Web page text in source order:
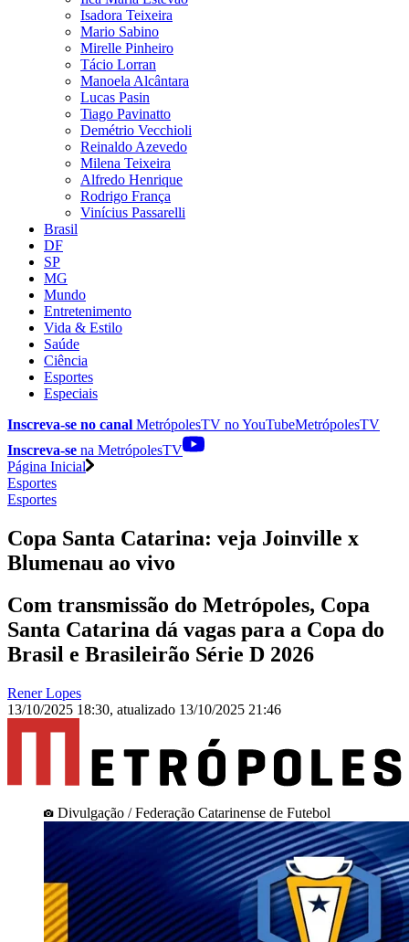
Isadora Teixeira
Mario Sabino
Mirelle Pinheiro
Tácio Lorran
Manoela Alcântara
Lucas Pasin
Tiago Pavinatto
Demétrio Vecchioli
Reinaldo Azevedo
Milena Teixeira
Alfredo Henrique
Rodrigo França
Vinícius Passarelli
Brasil
DF
SP
MG
Mundo
Entretenimento
Vida & Estilo
Saúde
Ciência
Esportes
Especiais
Inscreva-se no canal MetrópolesTV noYouTubeMetrópolesTV
Inscreva-se na MetrópolesTV
Página Inicial
Esportes
Esportes
Copa Santa Catarina: veja Joinville x
Blumenau ao vivo
Com transmissão do Metrópoles, Copa
Santa Catarina dá vagas para a Copa do
Brasil e Brasileirão Série D 2026
Rener Lopes
13/10/2025 18:30, atualizado 13/10/2025 21:46
Divulgação / Federação Catarinense de Futebol